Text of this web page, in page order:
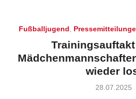
Fußballjugend
wieder
Posted
28.07.2025